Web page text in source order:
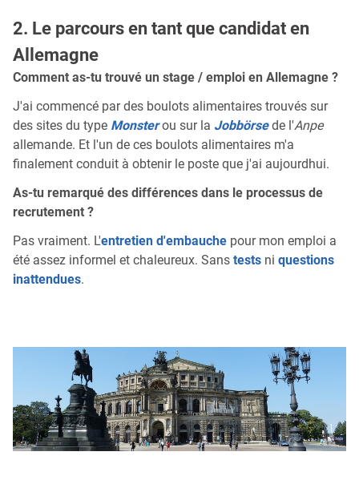
2. Le parcours en tant que candidat en
Allemagne
Comment as-tu trouvé un stage / emploi en Allemagne ?
J'ai commencé par des boulots alimentaires trouvés sur
des sites du type Monsterou sur la Jobbörsede l'Anpe
allemande. Et l'un de ces boulots alimentaires m'a
finalement conduit à obtenir le poste que j'ai aujourdhui.
As-tu remarqué des différences dans le processus de
recrutement ?
Pas vraiment. L'entretien d'embauche pour mon emploi a
été assez informel et chaleureux. Sans tests ni questions
inattendues.